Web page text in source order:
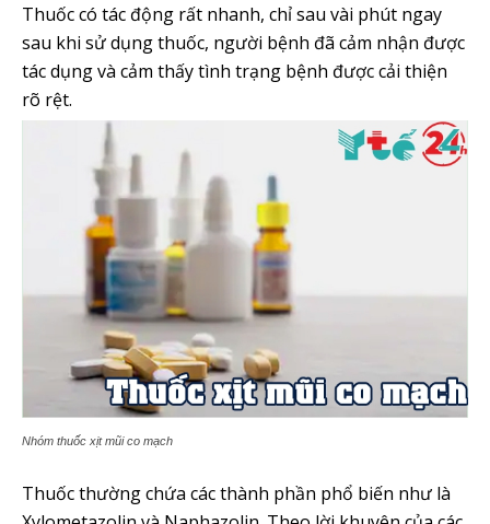
Thuốc có tác động rất nhanh, chỉ sau vài phút ngay
sau khi sử dụng thuốc, người bệnh đã cảm nhận được
tác dụng và cảm thấy tình trạng bệnh được cải thiện
rõ rệt.
Nhóm thuốc xịt mũi co mạch
Thuốc thường chứa các thành phần phổ biến như là